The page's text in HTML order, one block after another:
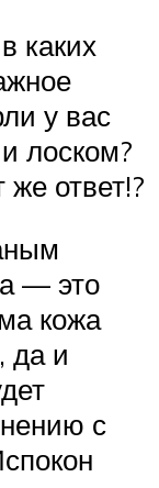
каких
у вас
лоском?
ответ!?
— это
кожа
да и
с